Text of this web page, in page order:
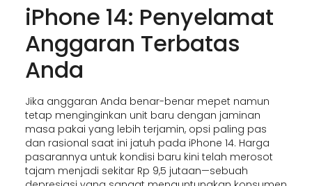
iPhone 14: Penyelamat
Anggaran Terbatas
Anda
Jika anggaran Anda benar-benar mepet namun
tetap menginginkan unit baru dengan jaminan
masa pakai yang lebih terjamin, opsi paling pas
dan rasional saat ini jatuh pada iPhone 14. Harga
pasarannya untuk kondisi baru kini telah merosot
tajam menjadi sekitar Rp 9,5 jutaan—sebuah